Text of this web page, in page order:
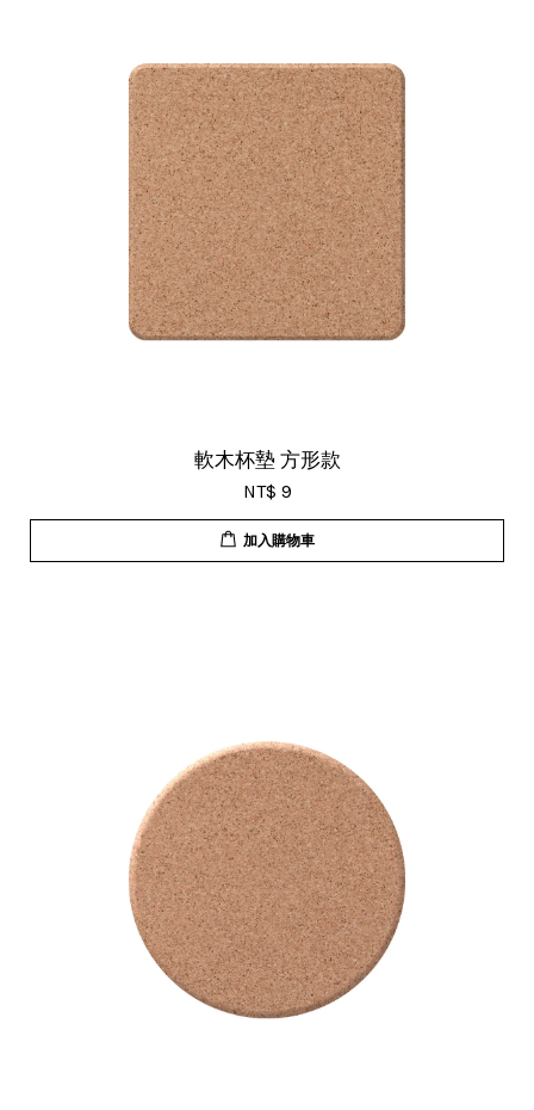
軟木杯墊 方形款
NT$ 9
加入購物車